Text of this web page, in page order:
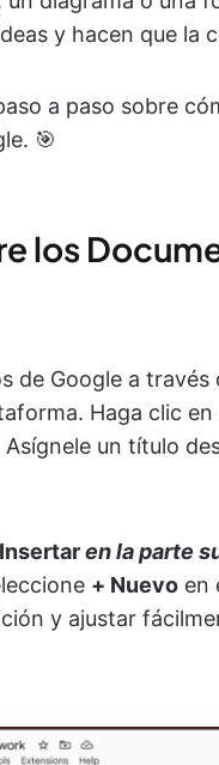
y hacen que la
a paso sobre
🎯
los
de Google a
Haga clic en
un título
Insertaren la parte
+ Nuevo en
y ajustar